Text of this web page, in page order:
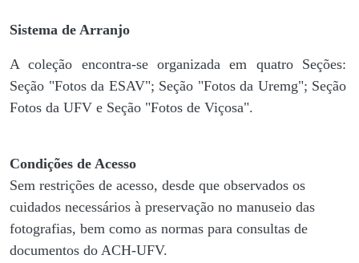
Sistema de Arranjo
A coleção encontra-se organizada em quatro Seções:
Seção "Fotos da ESAV"; Seção "Fotos da Uremg"; Seção
Fotos da UFV e Seção "Fotos de Viçosa".
Condições de Acesso
Sem restrições de acesso, desde que observados os
cuidados necessários à preservação no manuseio das
fotografias, bem como as normas para consultas de
documentos do ACH-UFV.